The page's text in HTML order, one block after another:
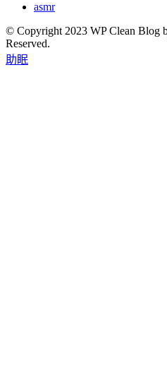
asmr
© Copyright 2023 WP Clean Blog
Reserved.
助眠